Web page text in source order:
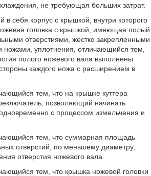
не требующая больших затрат.
в себя корпус с крышкой, внутри которого
головка с крышкой, имеющая полый
отверстиями, жестко закрепленными
уплотнения, отличающийся тем,
полого ножевого вала выполнены
каждого ножа с расширением в
тем, что на крышке куттера
позволяющий начинать
с процессом измельчения и
тем, что суммарная площадь
отверстий, по меньшему диаметру,
отверстия ножевого вала.
тем, что крышка ножевой головки